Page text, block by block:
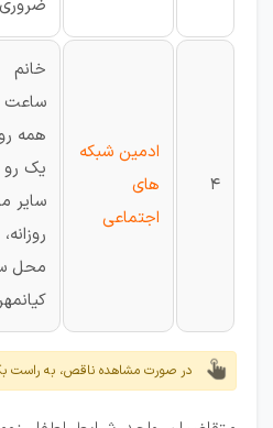
4
ادمین شبکه
های
اجتماعی
خانم
ساعت کاری از
همه
یک
سایر
محل
در صورت مشاهده ناقص، به راست